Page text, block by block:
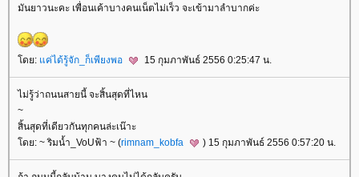
มันยาวนะคะ เพื่อนเค้าบางคนเน็ตไม่เร็ว จะเข้ามาลำบากค่ะ
ดย: ค่ได้รู้จัก_ก็เพียงพอ 15 กุมภาพันธ์ 2556 0:25:47 น.
ไม่รู้ว่าถนนสายนี้ จะสิ้นสุดที่ไหน
~
สิ้นสุดที่เดียวกันทุกคนล่ะเน๊าะ
ดย: ~ ริมน้ำ_VoUฟ้า ~ (rimnam_kobfa ) 15 กุมภาพันธ์ 2556 0:57:20 น.